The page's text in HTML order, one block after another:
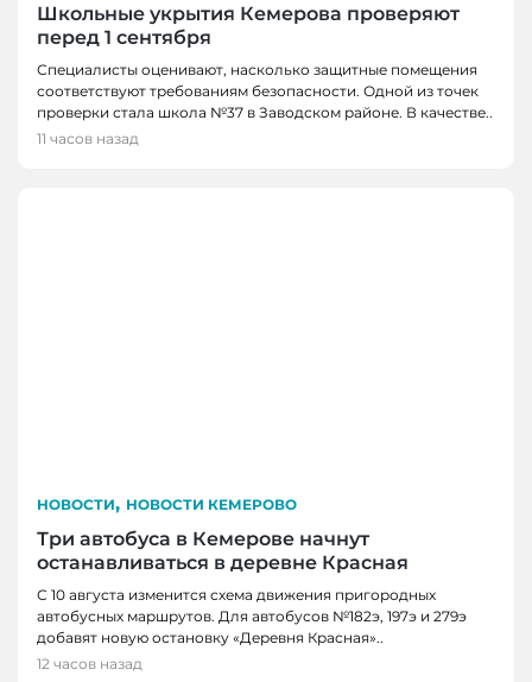
Школьные укрытия Кемерова проверяют
перед 1 сентября
Специалисты оценивают, насколько защитные помещения
соответствуют требованиям безопасности. Одной из точек
проверки стала школа №37 в Заводском районе. В качестве..
11 часов назад
НОВОСТИ, НОВОСТИ КЕМЕРОВО
Три автобуса в Кемерове начнут
останавливаться в деревне Красная
С 10 августа изменится схема движения пригородных
автобусных маршрутов. Для автобусов №182э, 197э и 279э
добавят новую остановку «Деревня Красная»..
12 часов назад
НОВОСТИ
В Кузбассе наградили лучших тренеров,
НОВОСТИ, НОВОСТИ КЕМЕРОВО